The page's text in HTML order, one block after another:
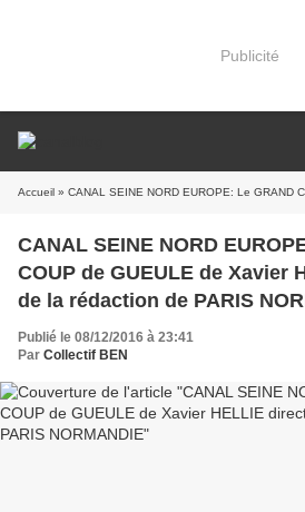
Publicité
Accueil » CANAL SEINE NORD EUROPE: Le GRAND COUP de GUEULE de Xavier
CANAL SEINE NORD
COUP de GUEULE de Xavier
de la rédaction de PARIS
Publié le 08/12/2016 à 23:41
Par Collectif BEN